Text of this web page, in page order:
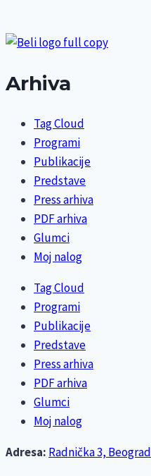
Arhiva
Tag Cloud
Programi
Publikacije
Predstave
Press arhiva
PDF arhiva
Glumci
Moj nalog
Tag Cloud
Programi
Publikacije
Predstave
Press arhiva
PDF arhiva
Glumci
Moj nalog
Adresa: Radnička 3, Beograd